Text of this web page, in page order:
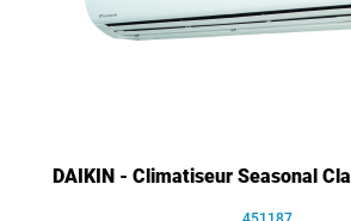
DAIKIN - Climatiseur Seasonal